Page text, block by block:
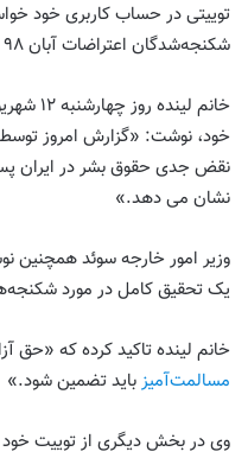
توییتی در حساب کاربری خود
شکنجه‌‌شدگان اعتراضات آبان ۹۸ شد.
خانم
خود، نوشت: «گزارش امروز
نشان می دهد.»
وزیر امور خارجه سوئد همچنین
یک تحقیق کامل در مورد
خانم لینده تاکید کرده که «حق
مسالمت‌آمیزباید تضمین شود.»
وی در بخش دیگری از توییت خود